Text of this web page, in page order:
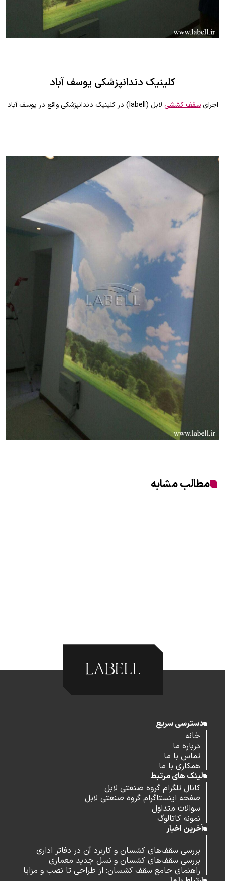
کلینیک دندانپزشکی یوسف آباد
اجرایسقف کششی لابل (labell) در کلینیک دندانپزشکی واقع در یوسف آباد
مطالب مشابه
دسترسی سریع
خانه
درباره ما
تماس با ما
همکاری با ما
لینک های مرتبط
کانال تلگرام گروه صنعتی لابل
صفحه اینستاگرام گروه صنعتی لابل
سوالات متداول
نمونه کاتالوگ
آخرین اخبار
بررسی سقف‌های کشسان و کاربرد آن در دفاتر اداری
بررسی سقف‌های کشسان و نسل جدید معماری
راهنمای جامع سقف کشسان: از طراحی تا نصب و مزایا